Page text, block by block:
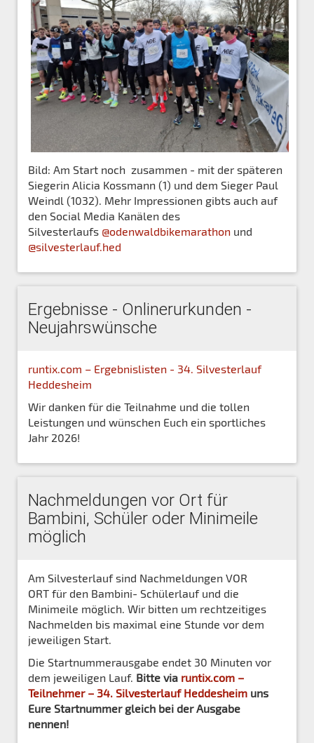
Bild: Am Start noch zusammen - mit der späteren
Siegerin Alicia Kossmann (1) und dem Sieger Paul
Weindl (1032). Mehr Impressionen gibts auch auf
den Social Media Kanälen des
Silvesterlaufs @odenwaldbikemarathon und
@silvesterlauf.hed
Ergebnisse - Onlinerurkunden -
Neujahrswünsche
runtix.com – Ergebnislisten - 34. Silvesterlauf
Heddesheim
Wir danken für die Teilnahme und die tollen
Leistungen und wünschen Euch ein sportliches
Jahr 2026!
Nachmeldungen vor Ort für
Bambini, Schüler oder Minimeile
möglich
Am Silvesterlauf sind Nachmeldungen VOR
ORT für den Bambini- Schülerlauf und die
Minimeile möglich. Wir bitten um rechtzeitiges
Nachmelden bis maximal eine Stunde vor dem
jeweiligen Start.
Die Startnummerausgabe endet 30 Minuten vor
dem jeweiligen Lauf. Bitte via runtix.com –
Teilnehmer – 34. Silvesterlauf Heddesheim uns
Eure Startnummer gleich bei der Ausgabe
nennen!